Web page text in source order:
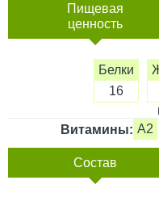
Пищевая
ценность
Белки
16
Витамины: A2
Состав